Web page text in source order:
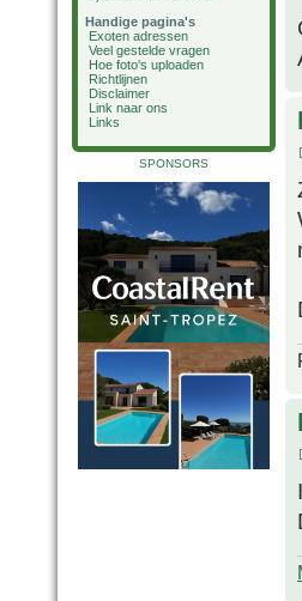
Handige pagina's
Exoten adressen
Veel gestelde vragen
Hoe foto's uploaden
Richtlijnen
Disclaimer
Link naar ons
Links
SPONSORS